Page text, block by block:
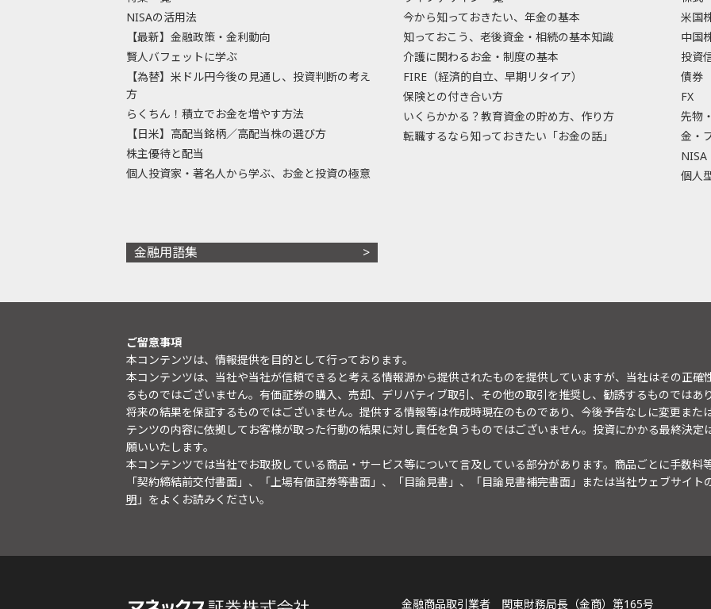
NISAの活用法
【最新】金融政策・金利動向
賢人バフェットに学ぶ
【為替】米ドル円今後の見通し、投資判断の考え
方
らくちん！積立でお金を増やす方法
【日米】高配当銘柄／高配当株の選び方
株主優待と配当
個人投資家・著名人から学ぶ、お金と投資の極意
今から知っておきたい、年金の基本
知っておこう、老後資金・相続の基本知識
介護に関わるお金・制度の基本
FIRE（経済的自立、早期リタイア）
保険との付き合い方
いくらかかる？教育資金の貯め方、作り方
転職するなら知っておきたい「お金の話」
米国
中国
投資
債券
FX
先物
金・
NISA
個人
金融用語集
ご留意事項
本コンテンツは、情報提供を目的として行っております。
本コンテンツは、当社や当社が信頼できると考える情報源から提供されたものを提供していますが、当社はその正
るものではございません。有価証券の購入、売却、デリバティブ取引、その他の取引を推奨し、勧誘するものではあ
将来の結果を保証するものではございません。提供する情報等は作成時現在のものであり、今後予告なしに変更また
テンツの内容に依拠してお客様が取った行動の結果に対し責任を負うものではございません。投資にかかる最終決
願いいたします。
本コンテンツでは当社でお取扱している商品・サービス等について言及している部分があります。商品ごとに手数料
「契約締結前交付書面」、「上場有価証券等書面」、「目論見書」、「目論見書補完書面」または当社ウェブサイト
明 」をよくお読みください。
金融商品取引業者 関東財務局長（金商）第165号